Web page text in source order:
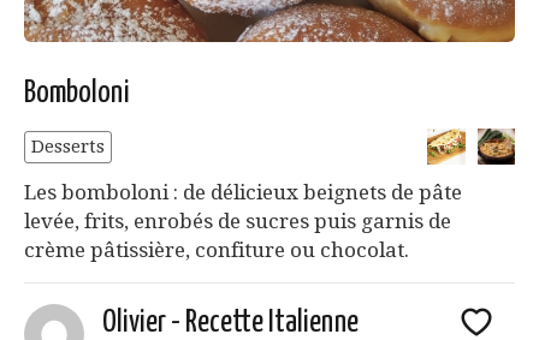
Bomboloni
Desserts
Les bomboloni : de délicieux beignets de pâte
levée, frits, enrobés de sucres puis garnis de
crème pâtissière, confiture ou chocolat.
Olivier - Recette Italienne